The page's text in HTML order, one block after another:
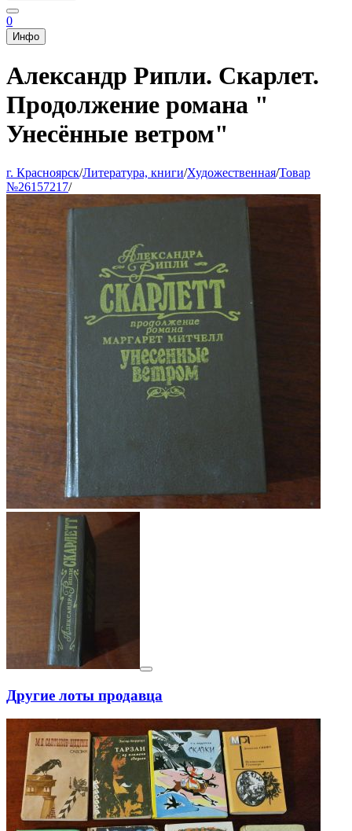
0
Инфо
Александр Рипли. Скарлет.
Продолжение романа "
Унесённые ветром"
г. Красноярск/Литература, книги/Художественная/Товар
№26157217/
Другие лоты продавца